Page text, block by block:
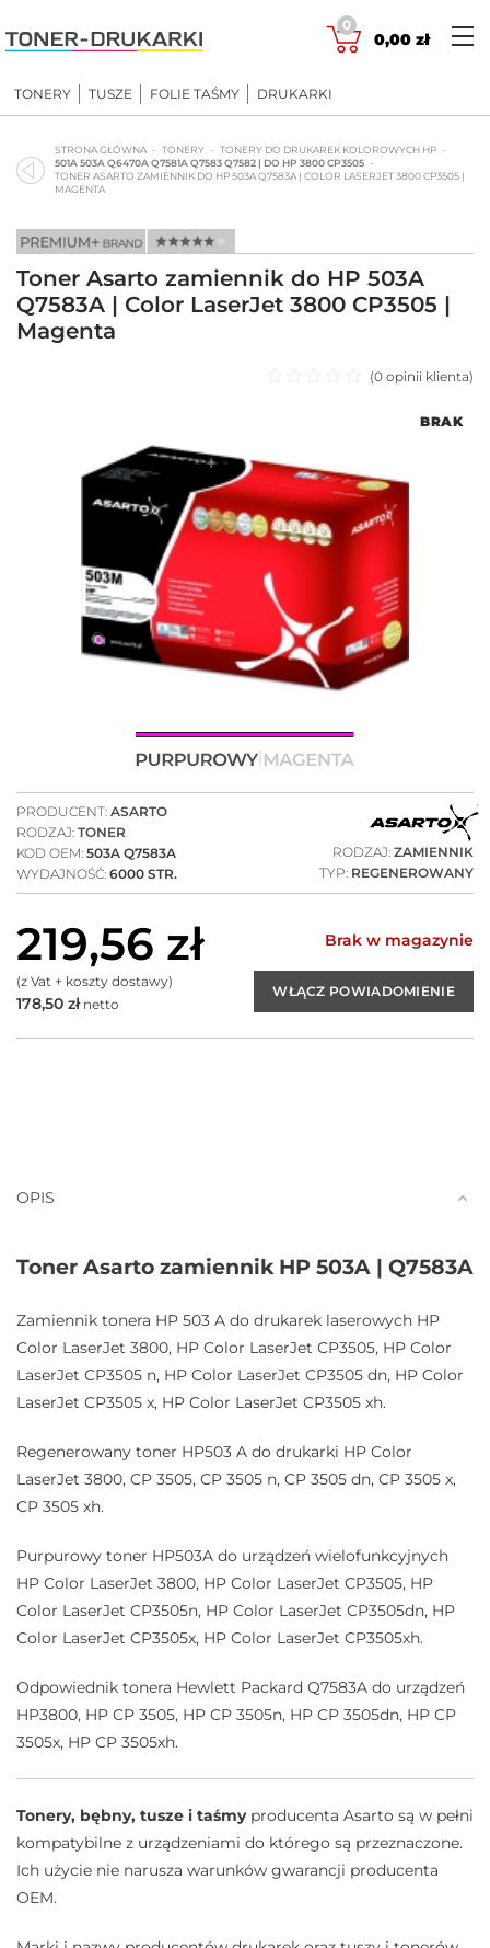
to
content
0
0,00 zł
TONERY TUSZE FOLIE TAŚMY DRUKARKI
STRONA GŁÓWNA TONERY
TONERY DO DRUKAREK KOLOROWYCH HP
501A 503A Q6470A Q7581A Q7583 Q7582 | DO HP 3800 CP3505
TONER ASARTO ZAMIENNIK DO HP 503A Q7583A | COLOR LASERJET 3800 CP3505 |
MAGENTA
Toner Asarto zamiennik do HP 503A
Q7583A | Color LaserJet 3800 CP3505 |
Magenta
(0 opinii klienta)
BRAK
PRODUCENT: ASARTO
RODZAJ: TONER
KOD OEM: 503A Q7583A
WYDAJNOŚĆ: 6000 STR.
RODZAJ: ZAMIENNIK
TYP: REGENEROWANY
219,56 zł
(z Vat + koszty dostawy)
178,50 złnetto
Brak w magazynie
OPIS
Toner Asarto zamiennik HP 503A | Q7583A
Zamiennik tonera HP 503 A do drukarek laserowych HP
Color LaserJet 3800, HP Color LaserJet CP3505, HP Color
LaserJet CP3505 n, HP Color LaserJet CP3505 dn, HP Color
LaserJet CP3505 x, HP Color LaserJet CP3505 xh.
Regenerowany toner HP503 A do drukarki HP Color
LaserJet 3800, CP 3505, CP 3505 n, CP 3505 dn, CP 3505 x,
CP 3505 xh.
Purpurowy toner HP503A do urządzeń wielofunkcyjnych
HP Color LaserJet 3800, HP Color LaserJet CP3505, HP
Color LaserJet CP3505n, HP Color LaserJet CP3505dn, HP
Color LaserJet CP3505x, HP Color LaserJet CP3505xh.
Odpowiednik tonera Hewlett Packard Q7583A do urządzeń
HP3800, HP CP 3505, HP CP 3505n, HP CP 3505dn, HP CP
3505x, HP CP 3505xh.
Tonery, bębny, tusze i taśmyproducenta Asarto są w pełni
kompatybilne z urządzeniami do którego są przeznaczone.
Ich użycie nie narusza warunków gwarancji producenta
OEM.